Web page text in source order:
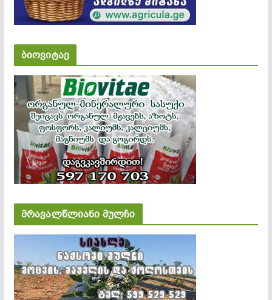
ბიოვიტაე
მრავალწლიანი მულჩი